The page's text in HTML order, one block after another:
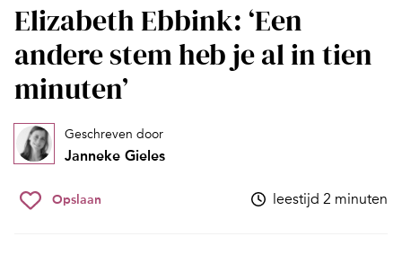
Elizabeth Ebbink: ‘Een
andere stem heb je al in tien
minuten’
Geschreven door
Janneke Gieles
Opslaan leestijd 2 minuten